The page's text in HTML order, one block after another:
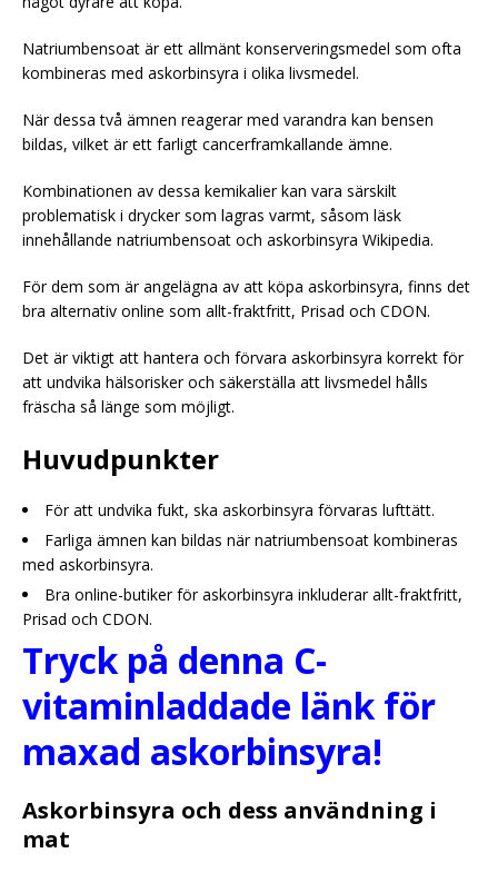
Natriumbensoat är ett allmänt konserveringsmedel som ofta
kombineras med askorbinsyra i olika livsmedel.
När dessa två ämnen reagerar med varandra kan bensen
bildas, vilket är ett farligt cancerframkallande ämne.
Kombinationen av dessa kemikalier kan vara särskilt
problematisk i drycker som lagras varmt, såsom läsk
innehållande natriumbensoat och askorbinsyra Wikipedia.
För dem som är angelägna av att köpa askorbinsyra, finns det
bra alternativ online som allt-fraktfritt, Prisad och CDON.
Det är viktigt att hantera och förvara askorbinsyra korrekt för
att undvika hälsorisker och säkerställa att livsmedel hålls
fräscha så länge som möjligt.
Huvudpunkter
För att undvika fukt, ska askorbinsyra förvaras lufttätt.
Farliga ämnen kan bildas när natriumbensoat kombineras
med askorbinsyra.
Bra online-butiker för askorbinsyra inkluderar allt-fraktfritt,
Prisad och CDON.
Tryck på denna C-
vitaminladdade länk för
maxad askorbinsyra!
Askorbinsyra och dess användning i
mat